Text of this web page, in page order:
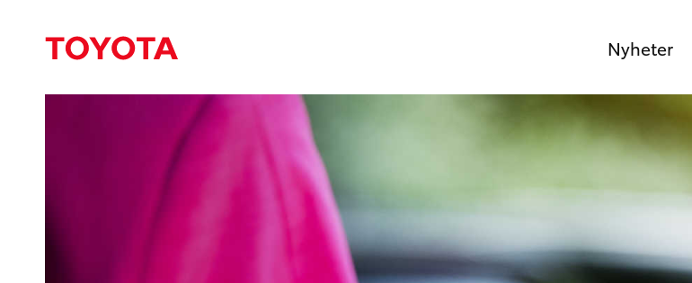
Nyheter